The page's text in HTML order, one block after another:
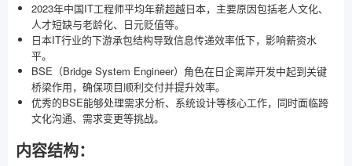
2023年中国IT工程师平均年薪超越日本，主要原因包括老人文化、
人才短缺与老龄化、日元贬值等。
日本IT行业的下游承包结构导致信息传递效率低下，影响薪资水
平。
BSE（Bridge System Engineer）角色在日企离岸开发中起到关键
桥梁作用，确保项目顺利交付并提升效率。
优秀的BSE能够处理需求分析、系统设计等核心工作，同时面临跨
文化沟通、需求变更等挑战。
内容结构：